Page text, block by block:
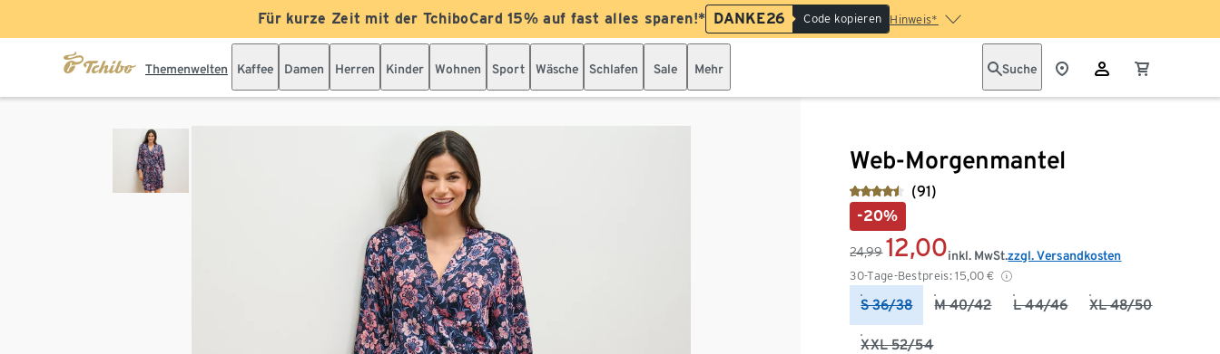
Für kurze Zeit mit der TchiboCard 15% auf fast alles sparen!* DANKE26 Code kopieren Hinweis*
Themenwelten Kaffee Damen Herren Kinder Wohnen Sport Wäsche Schlafen Sale Mehr Suche
Web-Morgenmantel
(91)
-20%
24,99 12,00
30-Tage-Bestpreis: 15,00 €
inkl. MwSt.zzgl. Versandkosten
S 36/38 M 40/42 L 44/46 XL 48/50
XXL 52/54